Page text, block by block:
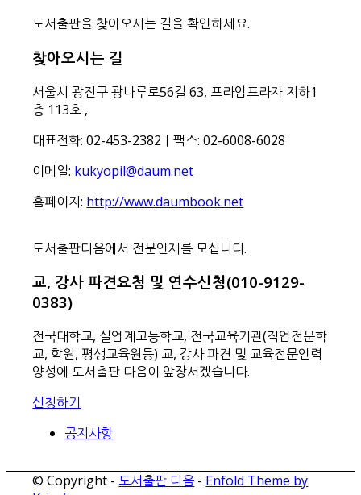
도서출판을 찾아오시는 길을 확인하세요.
찾아오시는 길
서울시 광진구 광나루로56길 63, 프라임프라자 지하1
층 113호 ,
대표전화: 02-453-2382ㅣ팩스: 02-6008-6028
이메일: kukyopil@daum.net
홈페이지: http://www.daumbook.net
도서출판다음에서 전문인재를 모십니다.
교, 강사 파견요청 및 연수신청(010-9129-
0383)
전국대학교, 실업계고등학교, 전국교육기관(직업전문학
교, 학원, 평생교육원등) 교, 강사 파견 및 교육전문인력
양성에 도서출판 다음이 앞장서겠습니다.
신청하기
공지사항
© Copyright - 도서출판 다음 - Enfold Theme by